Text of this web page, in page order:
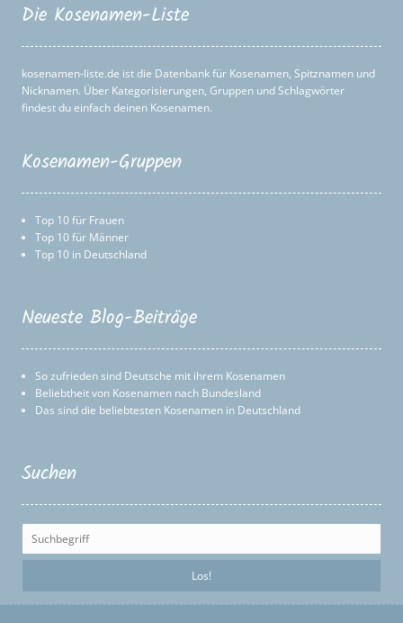
Die Kosenamen-Liste
kosenamen-liste.de ist die Datenbank für Kosenamen, Spitznamen und
Nicknamen. Über Kategorisierungen, Gruppen und Schlagwörter
findest du einfach deinen Kosenamen.
Kosenamen-Gruppen
Top 10 für Frauen
Top 10 für Männer
Top 10 in Deutschland
Neueste Blog-Beiträge
So zufrieden sind Deutsche mit ihrem Kosenamen
Beliebtheit von Kosenamen nach Bundesland
Das sind die beliebtesten Kosenamen in Deutschland
Suchen